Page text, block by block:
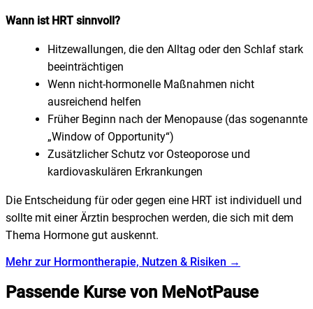
Wann ist HRT sinnvoll?
Hitzewallungen, die den Alltag oder den Schlaf stark
beeinträchtigen
Wenn nicht-hormonelle Maßnahmen nicht
ausreichend helfen
Früher Beginn nach der Menopause (das sogenannte
„Window of Opportunity“)
Zusätzlicher Schutz vor Osteoporose und
kardiovaskulären Erkrankungen
Die Entscheidung für oder gegen eine HRT ist individuell und
sollte mit einer Ärztin besprochen werden, die sich mit dem
Thema Hormone gut auskennt.
Mehr zur Hormontherapie, Nutzen & Risiken →
Passende Kurse von MeNotPause